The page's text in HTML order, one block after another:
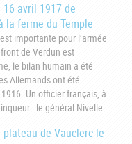
16 avril 1917 de
la ferme du Temple
importante pour l’armée
de Verdun est
le bilan humain a été
Allemands ont été
Un officier français, à
: le général Nivelle.
plateau de Vauclerc le